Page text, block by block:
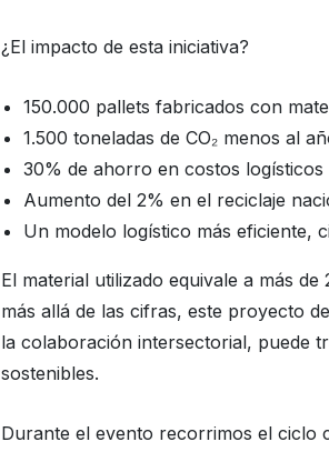
¿El impacto de esta iniciativa?
150.000 pallets fabricados con
1.500 toneladas de CO₂ menos al
30% de ahorro en costos logísticos
Aumento del 2% en el reciclaje
Un modelo logístico más eficiente,
El material utilizado equivale a más
más allá de las cifras, este proyecto
la colaboración intersectorial, puede
sostenibles.
Durante el evento recorrimos el ciclo